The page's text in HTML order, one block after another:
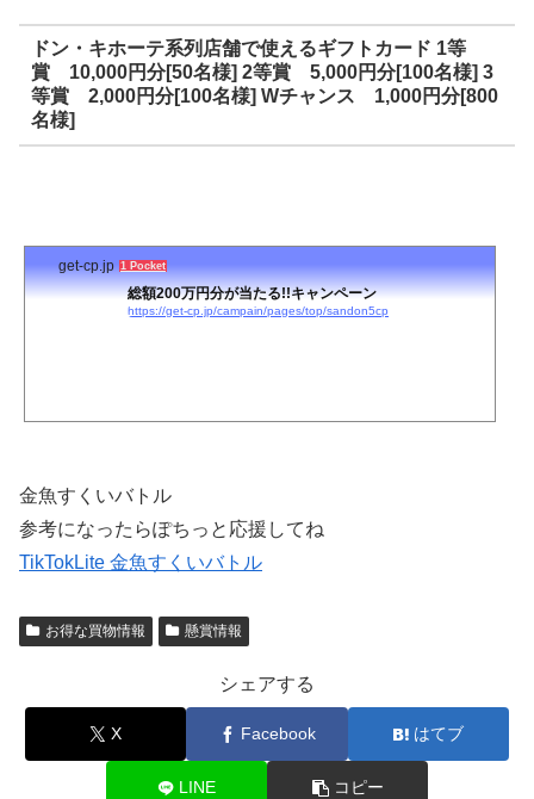
ドン・キホーテ系列店舗で使えるギフトカード 1等
賞 10,000円分[50名様] 2等賞 5,000円分[100名様] 3
等賞 2,000円分[100名様] Wチャンス 1,000円分[800
名様]
get-cp.jp 1 Pocket
総額200万円分が当たる!!キャンペーン
https://get-cp.jp/campain/pages/top/sandon5cp
金魚すくいバトル
参考になったらぽちっと応援してね
TikTokLite 金魚すくいバトル
お得な買物情報 懸賞情報
シェアする
X Facebook はてブ
LINE コピー